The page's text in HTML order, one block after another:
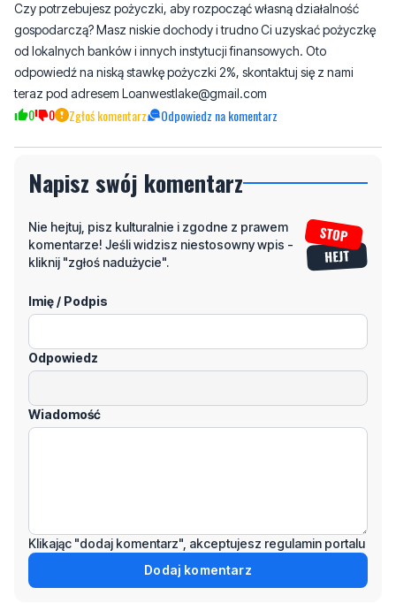
Czy potrzebujesz pożyczki, aby rozpocząć własną działalność
gospodarczą? Masz niskie dochody i trudno Ci uzyskać pożyczkę
od lokalnych banków i innych instytucji finansowych. Oto
odpowiedź na niską stawkę pożyczki 2%, skontaktuj się z nami
teraz pod adresem Loanwestlake@gmail.com
0 0 Zgłoś komentarz Odpowiedz na komentarz
Napisz swój komentarz
Nie hejtuj, pisz kulturalnie i zgodne z prawem
komentarze! Jeśli widzisz niestosowny wpis -
kliknij "zgłoś nadużycie".
Imię / Podpis
Odpowiedz
Wiadomość
Klikając "dodaj komentarz", akceptujesz regulamin portalu
Dodaj komentarz